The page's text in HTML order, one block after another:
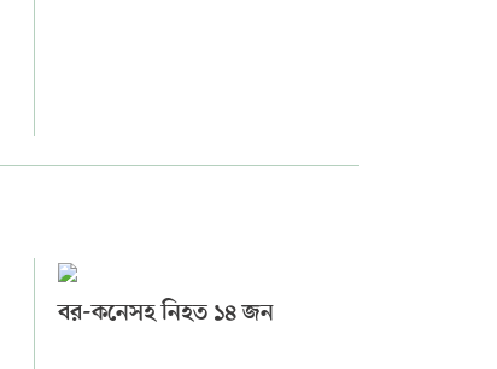
বর-কনেসহ নিহত ১৪ জন